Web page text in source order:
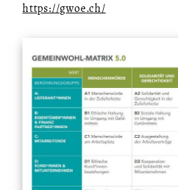
https://gwoe.ch/